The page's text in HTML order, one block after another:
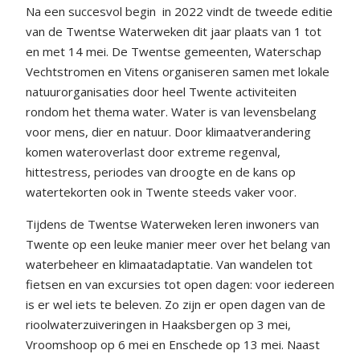
Na een succesvol begin in 2022 vindt de tweede editie
van de Twentse Waterweken dit jaar plaats van 1 tot
en met 14 mei. De Twentse gemeenten, Waterschap
Vechtstromen en Vitens organiseren samen met lokale
natuurorganisaties door heel Twente activiteiten
rondom het thema water. Water is van levensbelang
voor mens, dier en natuur. Door klimaatverandering
komen wateroverlast door extreme regenval,
hittestress, periodes van droogte en de kans op
watertekorten ook in Twente steeds vaker voor.
Tijdens de Twentse Waterweken leren inwoners van
Twente op een leuke manier meer over het belang van
waterbeheer en klimaatadaptatie. Van wandelen tot
fietsen en van excursies tot open dagen: voor iedereen
is er wel iets te beleven. Zo zijn er open dagen van de
rioolwaterzuiveringen in Haaksbergen op 3 mei,
Vroomshoop op 6 mei en Enschede op 13 mei. Naast